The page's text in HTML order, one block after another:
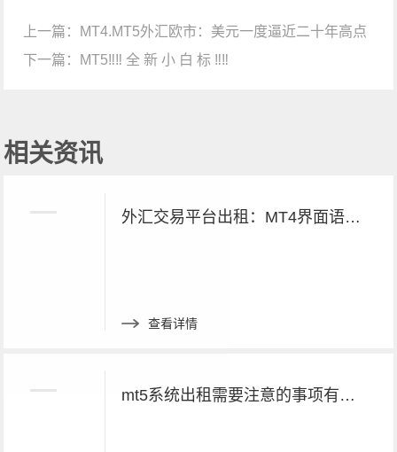
上一篇： MT4.MT5外汇欧市：美元一度逼近二十年高点
下一篇： MT5‼️‼️ 全 新 小 白 标 ‼️‼️
相关资讯
外汇交易平台出租：MT4界面语言切换方法
查看详情
mt5系统出租需要注意的事项有哪些呢？